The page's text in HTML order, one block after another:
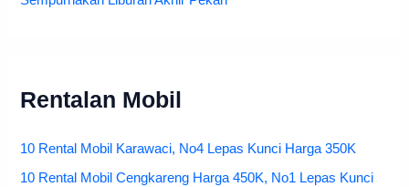
Rentalan Mobil
10 Rental Mobil Karawaci, No4 Lepas Kunci Harga 350K
10 Rental Mobil Cengkareng Harga 450K, No1 Lepas Kunci